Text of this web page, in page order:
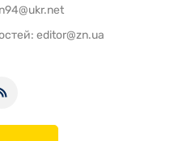
editor@zn.ua